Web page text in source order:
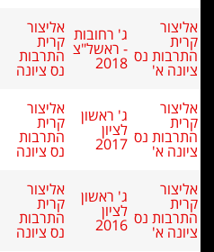
נס
ג' רחובות
- ראשל"צ
2018
אליצור
קרית
התרבות
נס ציונה
12
נס
ג' ראשון
לציון
2017
אליצור
קרית
התרבות
נס ציונה
18
נס
ג' ראשון
לציון
2016
אליצור
קרית
התרבות
נס ציונה
18